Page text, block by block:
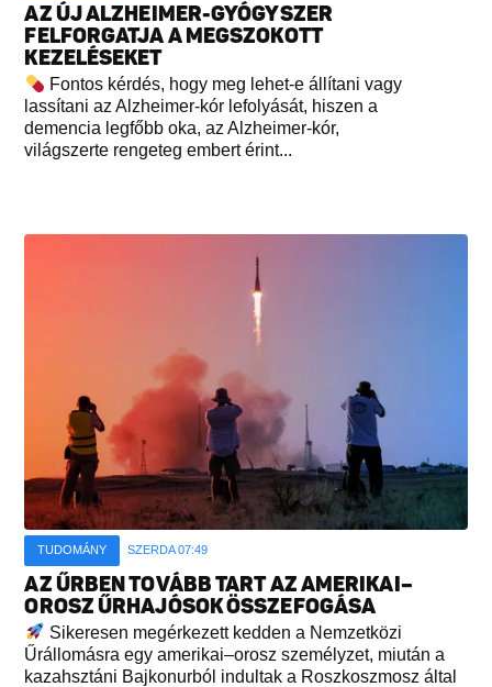
AZ ÚJ ALZHEIMER-GYÓGYSZER
FELFORGATJA A MEGSZOKOTT
KEZELÉSEKET
Fontos kérdés, hogy meg lehet-e állítani vagy
lassítani az Alzheimer-kór lefolyását, hiszen a
demencia legfőbb oka, az Alzheimer-kór,
világszerte rengeteg embert érint...
TUDOMÁNY SZERDA 07:49
AZ ŰRBEN TOVÁBB TART AZ AMERIKAI–
OROSZ ŰRHAJÓSOK ÖSSZEFOGÁSA
Sikeresen megérkezett kedden a Nemzetközi
Űrállomásra egy amerikai–orosz személyzet, miután a
kazahsztáni Bajkonurból indultak a Roszkoszmosz által